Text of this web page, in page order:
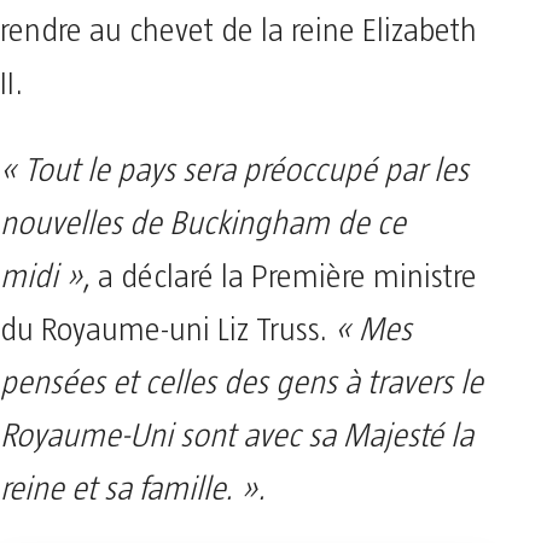
rendre au chevet de la reine Elizabeth
II.
« Tout le pays sera préoccupé par les
nouvelles de Buckingham de ce
midi », a déclaré la Première ministre
du Royaume-uni Liz Truss. « Mes
pensées et celles des gens à travers le
Royaume-Uni sont avec sa Majesté la
reine et sa famille. ».